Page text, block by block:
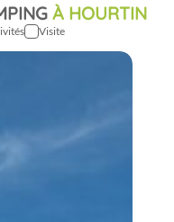
À HOURTIN
Visite